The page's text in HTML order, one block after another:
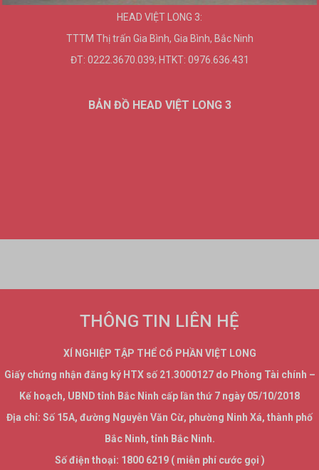
HEAD VIỆT LONG 3:
TTTM Thị trấn Gia Bình, Gia Bình, Bắc Ninh
ĐT: 0222.3670.039; HTKT: 0976.636.431
BẢN ĐỒ HEAD VIỆT LONG 3
THÔNG TIN LIÊN HỆ
XÍ NGHIỆP TẬP THỂ CỔ PHẦN VIỆT LONG
Giấy chứng nhận đăng ký HTX số 21.3000127 do Phòng Tài chính –
Kế hoạch, UBND tỉnh Bắc Ninh cấp lần thứ 7 ngày 05/10/2018
Địa chỉ: Số 15A, đường Nguyễn Văn Cừ, phường Ninh Xá, thành phố
Bắc Ninh, tỉnh Bắc Ninh.
Số điện thoại: 1800 6219 ( miễn phí cước gọi )